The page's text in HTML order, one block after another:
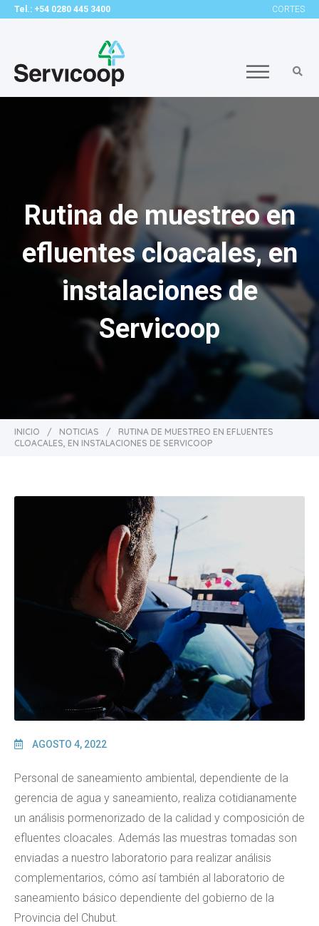
Tel.: +54 0280 445 3400 CORTES
Rutina de muestreo en
efluentes cloacales, en
instalaciones de
Servicoop
INICIO / NOTICIAS /
RUTINA DE MUESTREO EN EFLUENTES
CLOACALES, EN INSTALACIONES DE SERVICOOP
AGOSTO 4, 2022
Personal de saneamiento ambiental, dependiente de la
gerencia de agua y saneamiento, realiza cotidianamente
un análisis pormenorizado de la calidad y composición de
efluentes cloacales. Además las muestras tomadas son
enviadas a nuestro laboratorio para realizar análisis
complementarios, cómo así también al laboratorio de
saneamiento básico dependiente del gobierno de la
Provincia del Chubut.